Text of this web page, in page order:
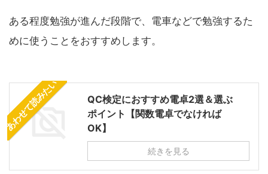
ある程度勉強が進んだ段階で、電車などで勉強するた
めに使うことをおすすめします。
あわせて読みたい
QC検定におすすめ電卓2選＆選ぶ
ポイント【関数電卓でなければ
OK】
続きを見る